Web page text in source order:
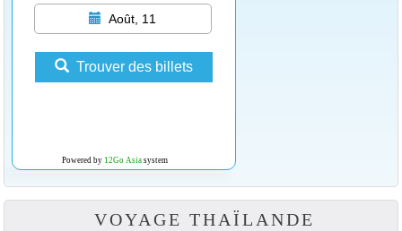
Août, 11
Trouver des billets
Powered by 12Go Asiasystem
VOYAGE THAÏLANDE